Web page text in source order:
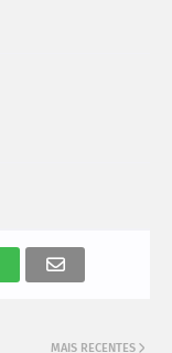
MAIS RECENTES